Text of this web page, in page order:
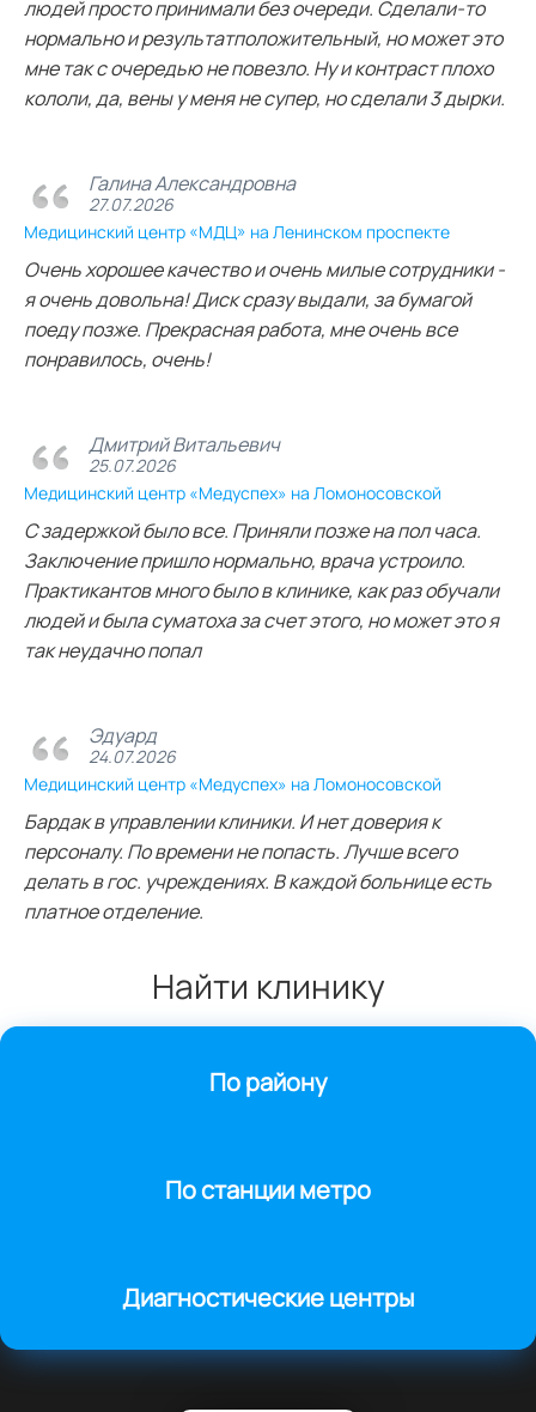
людей просто принимали без очереди. Сделали-то
нормально и результатположительный, но может это
мне так с очередью не повезло. Ну и контраст плохо
кололи, да, вены у меня не супер, но сделали 3 дырки.
Галина Александровна
27.07.2026
Медицинский центр «МДЦ» на Ленинском проспекте
Очень хорошее качество и очень милые сотрудники -
я очень довольна! Диск сразу выдали, за бумагой
поеду позже. Прекрасная работа, мне очень все
понравилось, очень!
Дмитрий Витальевич
25.07.2026
Медицинский центр «Медуспех» на Ломоносовской
С задержкой было все. Приняли позже на пол часа.
Заключение пришло нормально, врача устроило.
Практикантов много было в клинике, как раз обучали
людей и была суматоха за счет этого, но может это я
так неудачно попал
Эдуард
24.07.2026
Медицинский центр «Медуспех» на Ломоносовской
Бардак в управлении клиники. И нет доверия к
персоналу. По времени не попасть. Лучше всего
делать в гос. учреждениях. В каждой больнице есть
платное отделение.
Найти клинику
По району
По станции метро
Диагностические центры